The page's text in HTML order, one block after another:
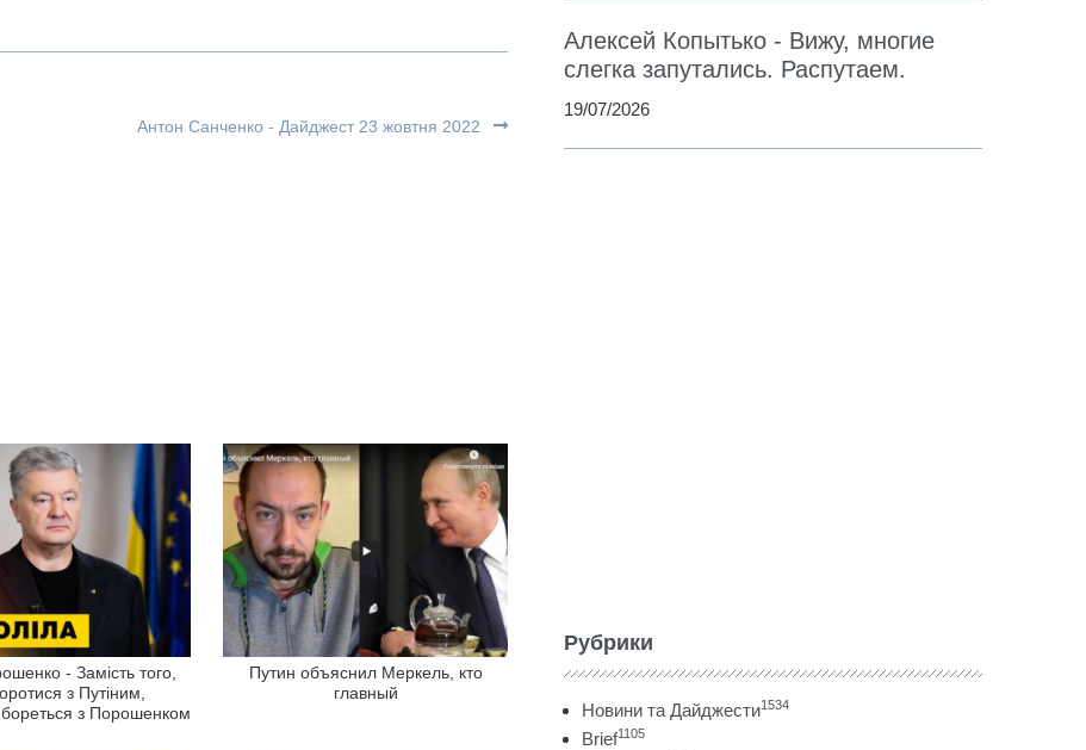
Антон Санченко - Дайджест 23 жовтня 2022
- Замість того,
з Путіним,
з Порошенком
Путин объяснил Меркель, кто
главный
Алексей Копытько - Вижу, многие
слегка запутались. Распутаем.
19/07/2026
Рубрики
Новини та Дайджести1534
Brief1105